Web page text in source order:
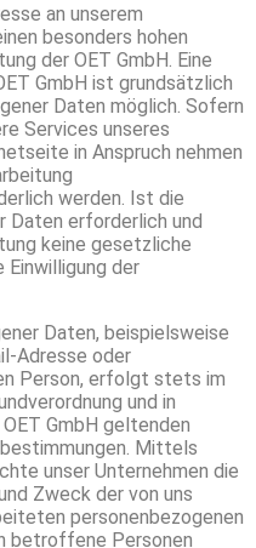
an unserem
besonders hohen
der OET GmbH. Eine
GmbH ist grundsätzlich
Daten möglich. Sofern
Services unseres
in Anspruch nehmen
werden. Ist die
Daten erforderlich und
keine gesetzliche
Einwilligung der
Daten, beispielsweise
Adresse oder
Person, erfolgt stets im
und in
GmbH geltenden
Mittels
unser Unternehmen die
Zweck der von uns
personenbezogenen
betroffene Personen